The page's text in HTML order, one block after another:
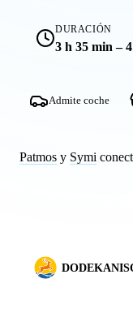
DURACIÓN
3 h 35 min –
Admite coche
Patmos y Symi